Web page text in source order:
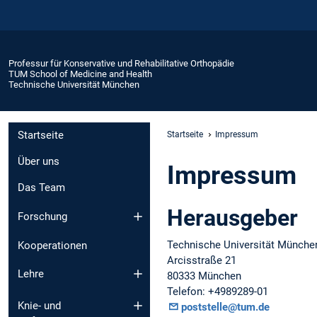
Professur für Konservative und Rehabilitative Orthopädie
TUM School of Medicine and Health
Technische Universität München
Startseite
Über uns
Das Team
Forschung
Kooperationen
Lehre
Knie- und
Startseite Impressum
Impressum
Herausgeber
Technische Universität
Arcisstraße 21
80333 München
Telefon: +4989289-01
poststelle@tum.de